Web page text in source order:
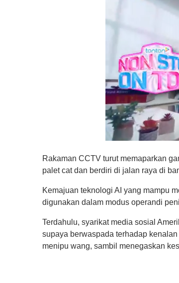
f
1
n
u
,
0
o
Rakaman CCTV turut memaparkan
palet cat dan berdiri di jalan raya di
Kemajuan teknologi AI yang mampu
digunakan dalam modus operandi
Terdahulu, syarikat media sosial
supaya berwaspada terhadap
menipu wang, sambil menegaskan